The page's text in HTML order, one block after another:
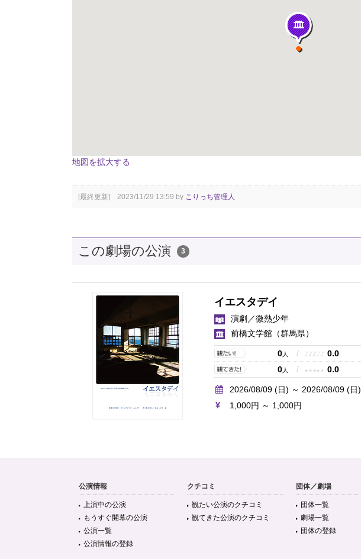
地図を拡大する
[最終更新] 2023/11/29 13:59 by こりっち管理人
この劇場の公演 3
イエスタデイ
演劇／微熱少年
前橋文学館 （群馬県）
0人 / ♪ ♪ ♪ ♪ ♪
0.0
0人 / ★ ★ ★ ★ ★ 0.0
2026/08/09 (日) ～ 2026/08/09 (日)
1,000円 ～ 1,000円
公演情報
上演中の公演
もうすぐ開幕の公演
公演一覧
公演情報の登録
クチコミ
観たい公演のクチコミ
観てきた公演のクチコミ
団体／劇場
団体一覧
劇場一覧
団体の登録